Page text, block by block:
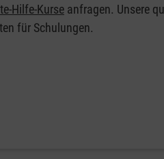
Hilfe-Kurse anfragen. Unsere
für Schulungen.